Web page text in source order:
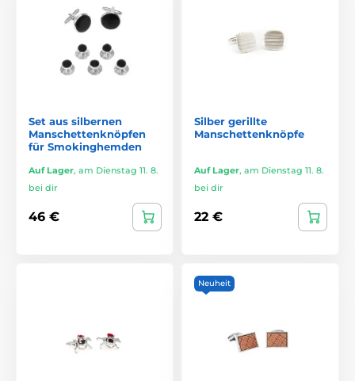
Set aus silbernen
Manschettenknöpfen
für Smokinghemden
Auf Lager, am Dienstag 11. 8.
bei dir
46 €
Silber gerillte
Manschettenknöpfe
Auf Lager, am Dienstag 11. 8.
bei dir
22 €
Neuheit